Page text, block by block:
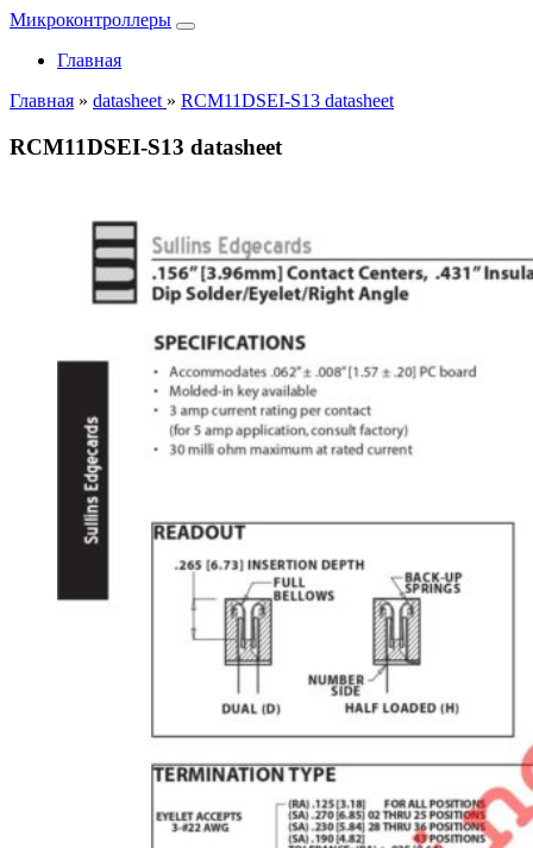
Микроконтроллеры
Главная
Главная » datasheet » RCM11DSEI-S13 datasheet
RCM11DSEI-S13 datasheet